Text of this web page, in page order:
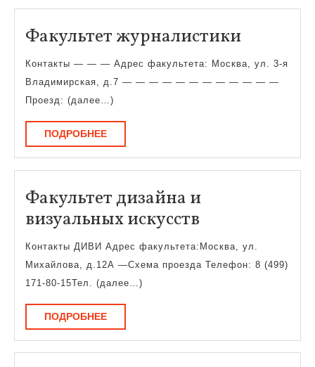
Факультет журналистики
Контакты — — — Адрес факультета: Москва, ул. 3-я
Владимирская, д.7 — — — — — — — — — — — —
Проезд: (далее…)
ПОДРОБНЕЕПОДРОБНЕЕ
Факультет дизайна и
визуальных искусств
дизайна
и
Контакты ДИВИ Адрес факультета:Москва, ул.
Михайлова, д.12А —Схема проезда Телефон: 8 (499)
171-80-15Тел. (далее…)
ПОДРОБНЕЕПОДРОБНЕЕ